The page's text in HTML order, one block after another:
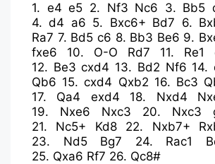
1. e4 e5 2. Nf3 Nc6 3. Bb5
4.d4 a6 5. Bxc6+ Bd7 6.
Ra7 7. Bd5 c6 8. Bb3 Be6 9.
fxe6
10. O-O Rd7 11. Re1
12. Be3 cxd4 13. Bd2 Nf6 14.
Qb6 15.cxd4 Qxb2 16. Bc3
17. Qa4 exd4 18. Nxd4
19. Nxe6 Nxc3 20. Nxc3
21. Nc5+ Kd8 22. Nxb7+
23. Nd5 Bg7 24. Rac1
25. Qxa6 Rf7 26. Qc8#